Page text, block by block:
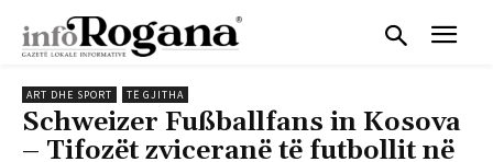
ART DHE SPORT TË GJITHA
Schweizer Fußballfans in Kosova
– Tifozët zviceranë të futbollit në